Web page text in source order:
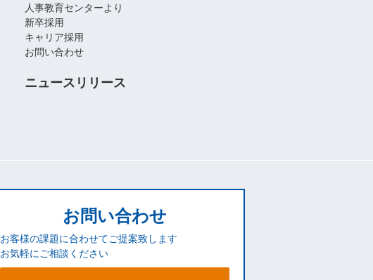
人事教育センターより
新卒採用
キャリア採用
お問い合わせ
ニュースリリース
お問い合わせ
お客様の課題に合わせてご提案致します
お気軽にご相談ください